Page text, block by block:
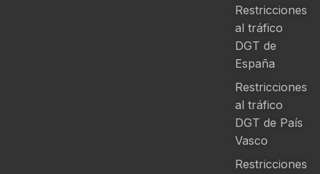
Restricciones
al tráfico
DGT de
España
Restricciones
al tráfico
DGT de País
Vasco
Restricciones